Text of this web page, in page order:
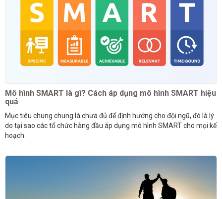
Mô hình SMART là gì? Cách áp dụng mô hình SMART hiệu
quả
Mục tiêu chung chung là chưa đủ để định hướng cho đội ngũ, đó là lý
do tại sao các tổ chức hàng đầu áp dụng mô hình SMART cho mọi kế
hoạch.